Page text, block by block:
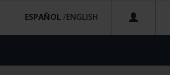
ESPAÑOL /